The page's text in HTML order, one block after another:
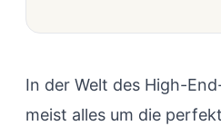
In der Welt des High-
meist alles um die